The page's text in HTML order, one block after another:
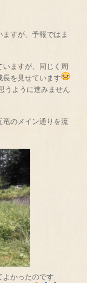
すが、予報ではま
ますが、同じく周
長を見せています
うように進みません
竜のメイン通りを流
よかったのです